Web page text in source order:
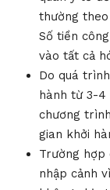
thường
Số tiền
vào tất cả
Do quá
hành từ 3-4
chương
gian khởi
Trường hợp
nhập cảnh